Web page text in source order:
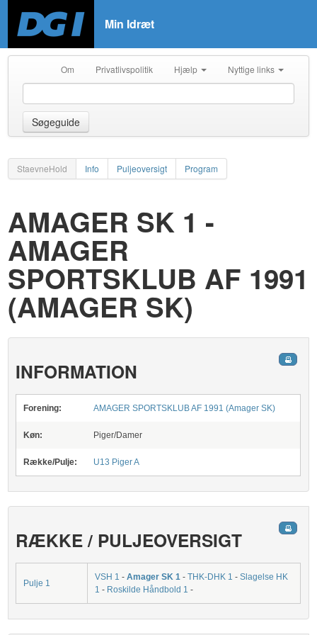
Min Idræt
Om Privatlivspolitik Hjælp Nyttige links
Søgeguide
StaevneHold Info Puljeoversigt Program
AMAGER SK 1 -
AMAGER
SPORTSKLUB AF 1991
(AMAGER SK)
INFORMATION
Forening: AMAGER SPORTSKLUB AF 1991 (Amager SK)
Køn: Piger/Damer
Række/Pulje: U13 Piger A
RÆKKE / PULJEOVERSIGT
Pulje 1
VSH 1 -Amager SK 1 -THK-DHK 1 -Slagelse HK
1 - Roskilde Håndbold 1 -